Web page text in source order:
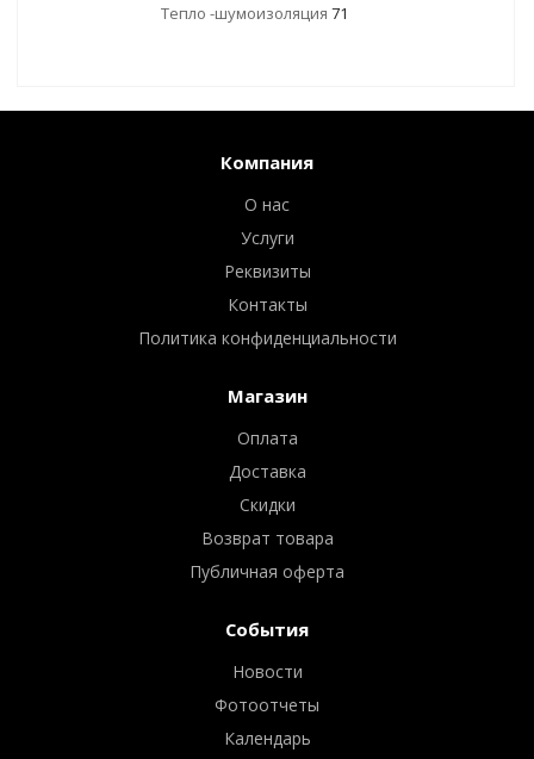
Тепло -шумоизоляция 71
Компания
О нас
Услуги
Реквизиты
Контакты
Политика конфиденциальности
Магазин
Оплата
Доставка
Скидки
Возврат товара
Публичная оферта
События
Новости
Фотоотчеты
Календарь